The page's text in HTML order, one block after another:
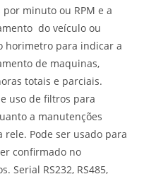
minuto ou RPM e a
do veículo ou
horimetro para indicar a
de maquinas,
totais e parciais.
uso de filtros para
a manutenções
rele. Pode ser usado para
confirmado no
Serial RS232, RS485,